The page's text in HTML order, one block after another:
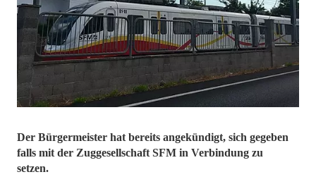
Der Bürgermeister hat bereits angekündigt, sich gegeben
falls mit der Zuggesellschaft SFM in Verbindung zu
setzen.